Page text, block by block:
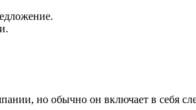
но обычно он включает в себя